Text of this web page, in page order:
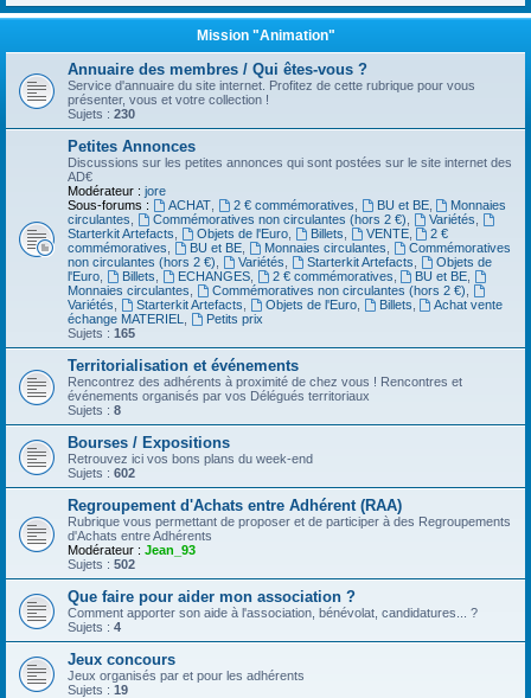
Mission "Animation"
Annuaire des membres / Qui êtes-vous ?
Service d'annuaire du site internet. Profitez de cette rubrique pour vous
présenter, vous et votre collection !
Sujets : 230
Petites Annonces
Discussions sur les petites annonces qui sont postées sur le site internet des
AD€
Modérateur : jore
Sous-forums :
ACHAT, 2 € commémoratives BU et BE,
Monnaies
circulantes
Commémoratives non circulantes (hors 2 €) Variétés
Starterkit Artefacts
Objets de l'Euro, Billets VENTE,
2 €
commémoratives
BU et BE, Monnaies circulantes
Commémoratives
non circulantes (hors 2 €)
Variétés Starterkit Artefacts
Objets de
l'Euro
Billets ECHANGES, 2 € commémoratives BU et BE
Monnaies circulantes
Commémoratives non circulantes (hors 2 €)
Variétés
Starterkit Artefacts Objets de l'Euro, Billets
Achat vente
échange MATERIEL
Petits prix
Sujets : 165
Territorialisation et événements
Rencontrez des adhérents à proximité de chez vous ! Rencontres et
événements organisés par vos Délégués territoriaux
Sujets : 8
Bourses / Expositions
Retrouvez ici vos bons plans du week-end
Sujets : 602
Regroupement d'Achats entre Adhérent (RAA)
Rubrique vous permettant de proposer et de participer à des Regroupements
d'Achats entre Adhérents
Modérateur : Jean_93
Sujets : 502
Que faire pour aider mon association ?
Comment apporter son aide à l'association, bénévolat, candidatures... ?
Sujets : 4
Jeux concours
Jeux organisés par et pour les adhérents
Sujets : 19